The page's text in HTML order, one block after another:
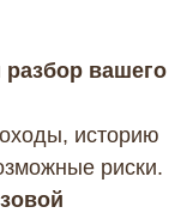
разбор вашего
историю
риски.